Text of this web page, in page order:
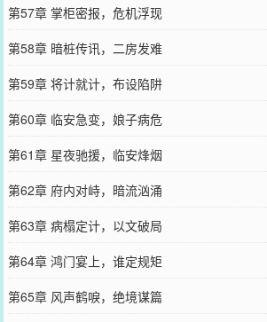
第57章 掌柜密报，危机浮现
第58章 暗桩传讯，二房发难
第59章 将计就计，布设陷阱
第60章 临安急变，娘子病危
第61章 星夜驰援，临安烽烟
第62章 府内对峙，暗流汹涌
第63章 病榻定计，以文破局
第64章 鸿门宴上，谁定规矩
第65章 风声鹤唳，绝境谋篇